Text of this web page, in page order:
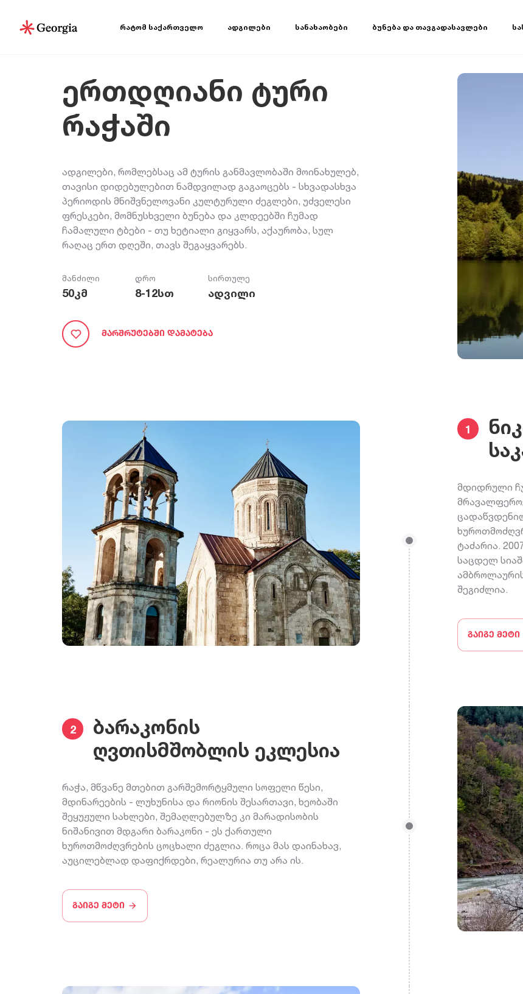
რატომ საქართველო ადგილები სანახაობები ბუნება და თავგადასავლები
ერთდღიანი ტური
რაჭაში
ადგილები, რომლებსაც ამ ტურის განმავლობაში მოინახულებ,
თავისი დიდებულებით ნამდვილად გაგაოცებს - სხვადასხვა
პერიოდის მნიშვნელოვანი კულტურული ძეგლები, უძველესი
ფრესკები, მომნუსხველი ბუნება და კლდეებში ჩუმად
ჩამალული ტბები - თუ ხეტიალი გიყვარს, აქაურობა, სულ
რაღაც ერთ დღეში, თავს შეგაყვარებს.
მანძილი
50კმ
დრო
8-12სთ
სირთულე
ადვილი
Მარშრუტებში Დამატება
1
მდიდრული
ტაძარია.
საცდელ
შეგიძლია.
გაიგე მეტი
2
ბარაკონის
ღვთისმშობლის ეკლესია
რაჭა, მწვანე მთებით გარშემორტყმული სოფელი წესი,
მდინარეების - ლუხუნისა და რიონის შესართავი, ხეობაში
შეყუჟული სახლები, შემაღლებულზე კი მარადისობის
ნიშანივით მდგარი ბარაკონი - ეს ქართული
ხუროთმოძღვრების ცოცხალი ძეგლია. როცა მას დაინახავ,
აუცილებლად დაფიქრდები, რეალურია თუ არა ის.
გაიგე მეტი